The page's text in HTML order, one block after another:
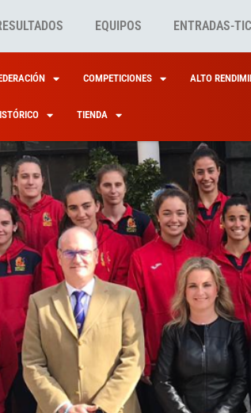
EQUIPOS ENTRADAS-
COMPETICIONES ALTO
TIENDA